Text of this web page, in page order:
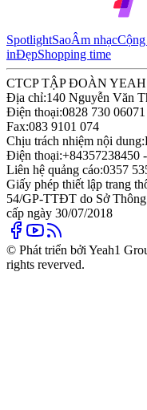
SpotlightSaoÂm nhạc
inĐẹpShopping time
CTCP TẬP ĐOÀN
Địa chỉ:140 Nguyễn Văn
Điện thoại:0828 730 06071
Fax:083 9101 074
Chịu trách nhiệm nội dung:
Điện thoại:+84357238450 -
Liên hệ quảng cáo:0357
Giấy phép thiết lập trang
54/GP-TTĐT do Sở
cấp ngày 30/07/2018
© Phát triển bởi Yeah1
rights reverved.